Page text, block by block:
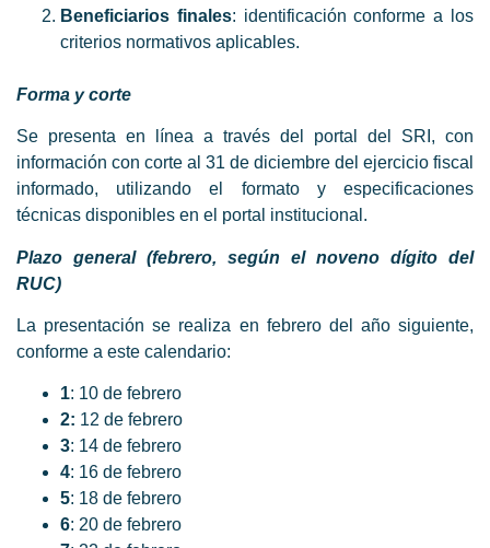
Beneficiarios finales: identificación conforme a los
criterios normativos aplicables.
Forma y corte
Se presenta en línea a través del portal del SRI, con
información con corte al 31 de diciembre del ejercicio fiscal
informado, utilizando el formato y especificaciones
técnicas disponibles en el portal institucional.
Plazo general (febrero, según el noveno dígito del
RUC)
La presentación se realiza en febrero del año siguiente,
conforme a este calendario:
1: 10 de febrero
2: 12 de febrero
3: 14 de febrero
4: 16 de febrero
5: 18 de febrero
6: 20 de febrero